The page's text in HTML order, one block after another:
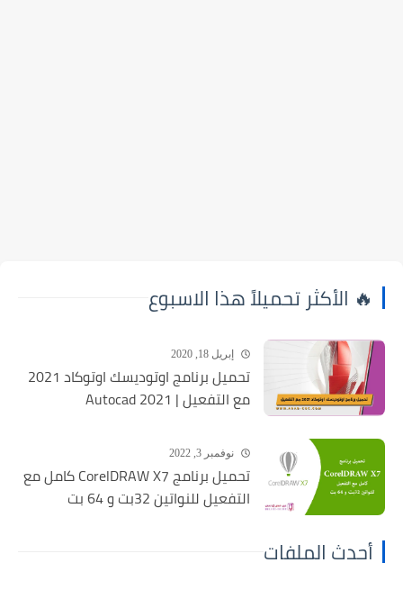
🔥 الأكثر تحميلاً هذا الاسبوع
إبريل 18, 2020
تحميل برنامج اوتوديسك اوتوكاد 2021
مع التفعيل | Autocad 2021
نوفمبر 3, 2022
تحميل برنامج CorelDRAW X7 كامل مع
التفعيل للنواتين 32بت و 64 بت
أحدث الملفات